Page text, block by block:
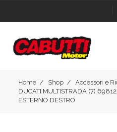
Home Shop Accessori e
DUCATI MULTISTRADA (7)
ESTERNO DESTRO